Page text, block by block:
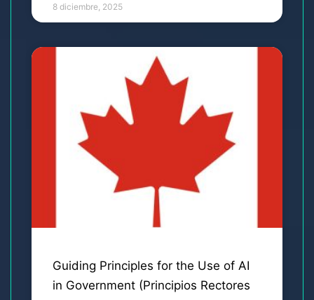
8 diciembre, 2025
Guiding Principles for the Use of AI
in Government (Principios Rectores